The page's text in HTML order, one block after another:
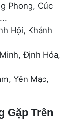
Phong, Cúc
Hội, Khánh
Định Hóa,
Yên Mạc,
Gặp Trên